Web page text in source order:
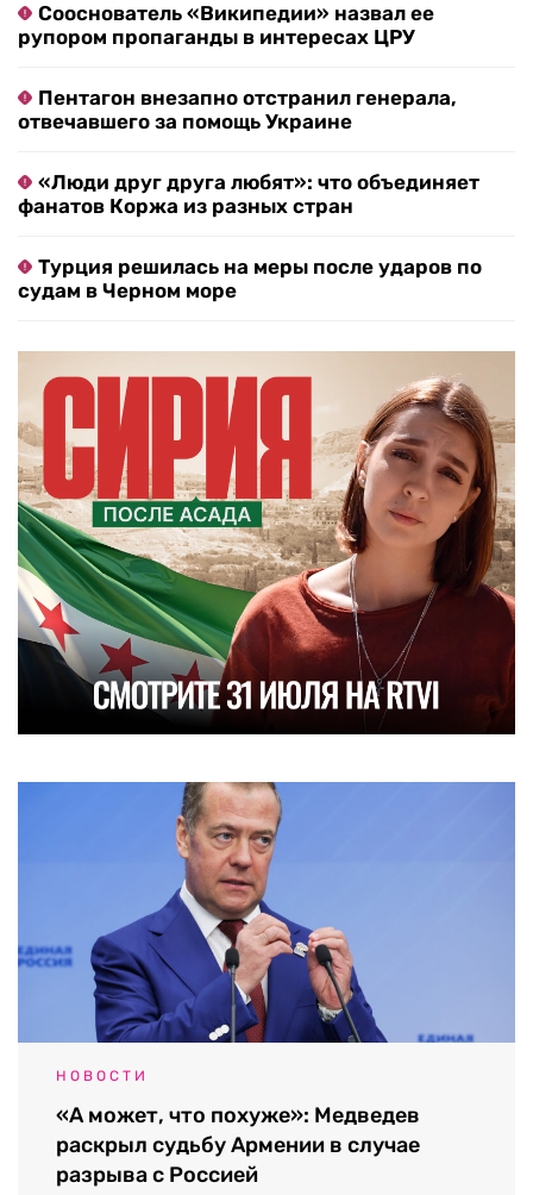
Сооснователь «Википедии» назвал ее
рупором пропаганды в интересах ЦРУ
Пентагон внезапно отстранил генерала,
отвечавшего за помощь Украине
«Люди друг друга любят»: что объединяет
фанатов Коржа из разных стран
Турция решилась на меры после ударов по
судам в Черном море
НОВОСТИ
«А может, что похуже»: Медведев
раскрыл судьбу Армении в случае
разрыва с Россией